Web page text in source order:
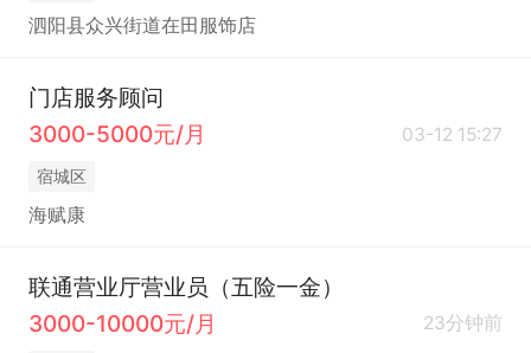
泗阳县众兴街道在田服饰店
门店服务顾问
3000-5000元/月
03-12 15:27
宿城区
海赋康
联通营业厅营业员（五险一金）
3000-10000元/月
23分钟前